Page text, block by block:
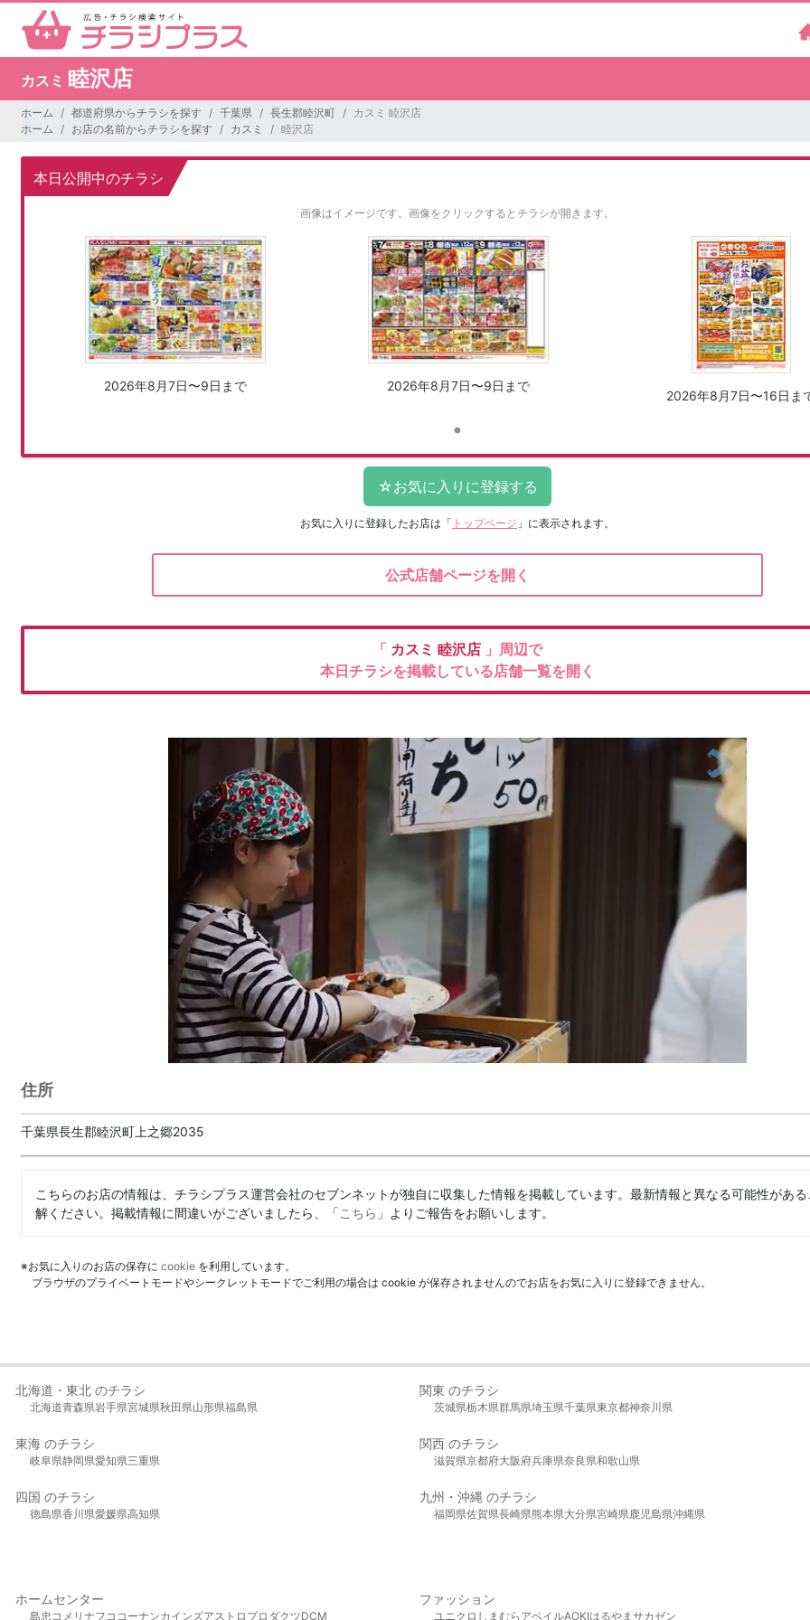
カスミ 睦沢店
ホーム 都道府県からチラシを探す 千葉県 長生郡睦沢町
カスミ 睦沢店
ホーム
お店の名前からチラシを探す カスミ 睦沢店
本日公開中のチラシ
画像はイメージです。 画像をクリックするとチラシが開きます。
2026年8月7日〜9日まで 2026年8月7日〜9日まで
2026年8月7日〜16日ま
お気に入りに登録したお店は 「 トップページ 」に表示されます。
公式店舗ページを開く
「 カスミ 睦沢店 」周辺で
本日チラシを掲載している店舗一覧を開く
住所
千葉県長生郡睦沢町上之郷2035
こちらのお店の情報は、チラシプラス運営会社のセブンネットが独自に収集した情報を掲載しています。最新情報と異なる可能性があ
解ください。掲載情報に間違いがございましたら、「こちら 」よりご報告をお願いします。
※お気に入りのお店の保存に cookie を利用しています。
ブラウザのプライベートモードやシークレットモードでご利用の場合は cookie が保存されませんのでお店をお気に入りに登録できません。
北海道・東北 のチラシ
北海道青森県岩手県宮城県秋田県山形県福島県
関東 のチラシ
茨城県栃木県群馬県埼玉県千葉県東京都神奈川県
東海 のチラシ
岐阜県静岡県愛知県三重県
関西 のチラシ
滋賀県京都府大阪府兵庫県奈良県和歌山県
四国 のチラシ
徳島県香川県愛媛県高知県
九州・沖縄 のチラシ
福岡県佐賀県長崎県熊本県大分県宮崎県鹿児島県沖縄県
ホームセンター
島忠 コメリ ナフコ コーナンカインズアストロプロダクツDCM
ファッション
ユニクロ しまむら アベイルAOKIはるやま サカゼン